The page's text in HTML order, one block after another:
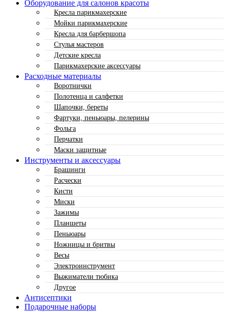
Оборудование для салонов красоты
Кресла парикмахерские
Мойки парикмахерские
Кресла для барбершопа
Стулья мастеров
Детские кресла
Парикмахерские аксессуары
Расходные материалы
Воротнички
Полотенца и салфетки
Шапочки, береты
Фартуки, пеньюары, пелерины
Фольга
Перчатки
Маски защитные
Инструменты и аксессуары
Брашинги
Расчески
Кисти
Миски
Зажимы
Планшеты
Пеньюары
Ножницы и бритвы
Весы
Электроинструмент
Выжиматели тюбика
Другое
Антисептики
Подарочные наборы